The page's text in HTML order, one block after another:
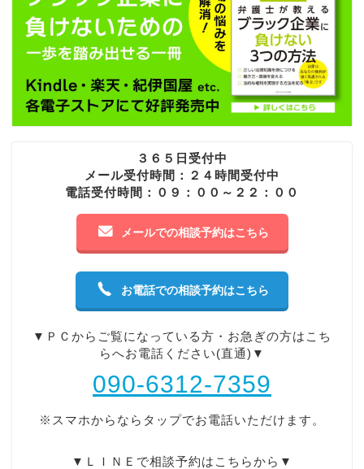
３６５日受付中
メール受付時間：２４時間受付中
電話受付時間：０９：００～２２：００
メールでの相談予約はこちら
お電話での相談予約はこちら
▼ＰＣからご覧になっている方・お急ぎの方はこち
らへお電話ください(直通)▼
090-6312-7359
※スマホからならタップでお電話いただけます。
▼ＬＩＮＥで相談予約はこちらから▼